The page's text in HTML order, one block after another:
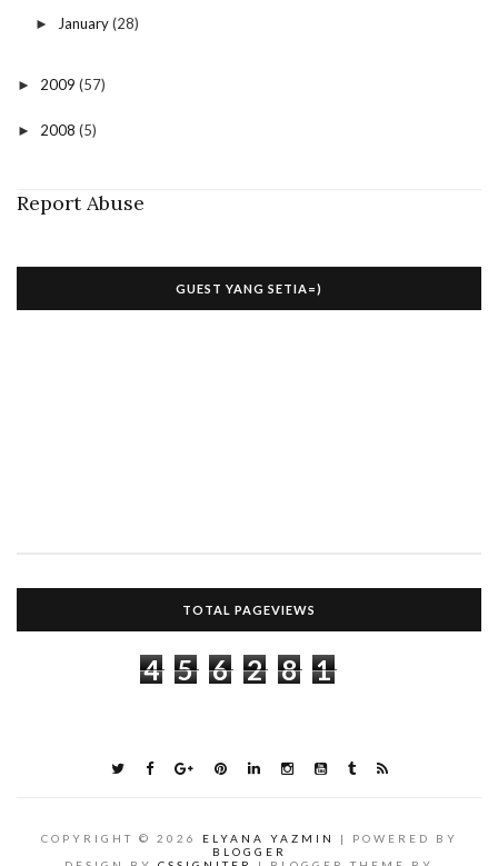
► January(28)
► 2009 (57)
► 2008 (5)
Report Abuse
GUEST YANG SETIA=)
TOTAL PAGEVIEWS
4 5 6 2 8 1
COPYRIGHT © 2026 ELYANA YAZMIN
| POWERED BY
BLOGGER